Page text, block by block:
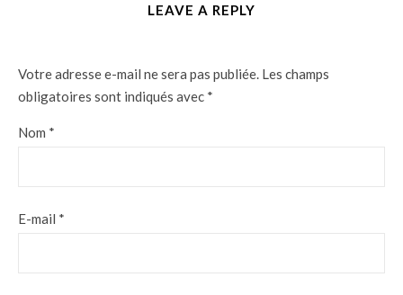
LEAVE A REPLY
Votre adresse e-mail ne sera pas publiée. Les champs
obligatoires sont indiqués avec *
Nom *
E-mail *